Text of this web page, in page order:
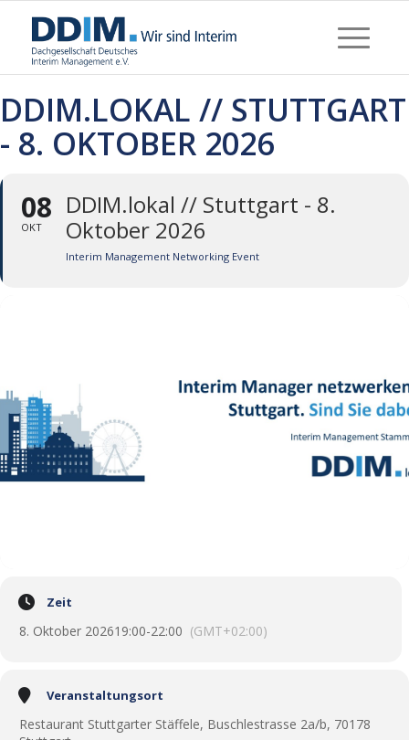
DDIM.LOKAL // STUTTGART
- 8. OKTOBER 2026
08
OKT
DDIM.lokal // Stuttgart - 8.
Oktober 2026
Interim Management Networking Event
Zeit
8. Oktober 202619:00-22:00 (GMT+02:00)
Veranstaltungsort
Restaurant Stuttgarter Stäffele, Buschlestrasse 2a/b, 70178